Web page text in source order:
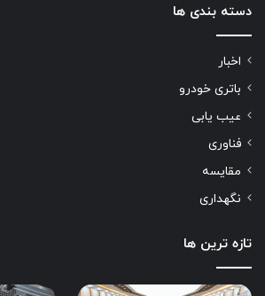
دسته بندی ها
اخبار
باتری خودرو
عیب یابی
فناوری
مقایسه
نگهداری
تازه ترین ها